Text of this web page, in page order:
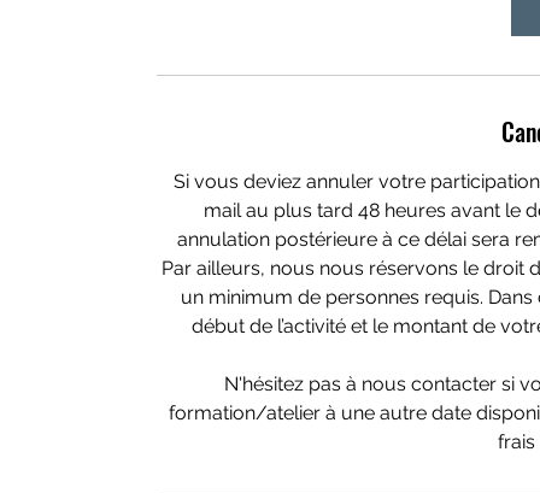
Si vous deviez annuler votre
mail au plus tard 48 heures avant le
annulation postérieure à ce délai sera
Par ailleurs, nous nous réservons le droit
un minimum de personnes requis.
début de l’activité et le montant de
N'hésitez pas à nous contacter si
formation/atelier à une autre date
frais